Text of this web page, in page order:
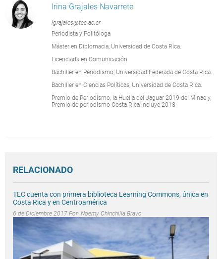
Irina Grajales Navarrete
igrajales@tec.ac.cr
Periodista y Politóloga
Máster en Diplomacia, Universidad de Costa Rica.
Licenciada en Comunicación
Bachiller en Periodismo, Universidad Federada de Costa Rica.
Bachiller en Ciencias Políticas, Universidad de Costa Rica.
Premio de Periodismo, la Huella del Jaguar 2019 del Minae y,
Premio de periodismo Costa Rica Incluye 2018
RELACIONADO
TEC cuenta con primera biblioteca Learning Commons, única en
Costa Rica y en Centroamérica
6 de Diciembre 2017 Por: Noemy Chinchilla Bravo